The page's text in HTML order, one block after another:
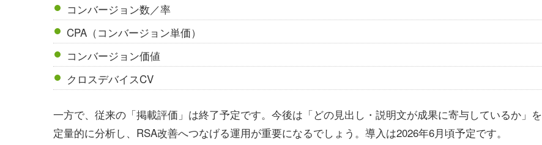
コンバージョン数／率
CPA（コンバージョン単価）
コンバージョン価値
クロスデバイスCV
一方で、従来の「掲載評価」は終了予定です。今後は「どの見出し・説明文が成果に寄与しているか」を
定量的に分析し、RSA改善へつなげる運用が重要になるでしょう。導入は2026年6月頃予定です。